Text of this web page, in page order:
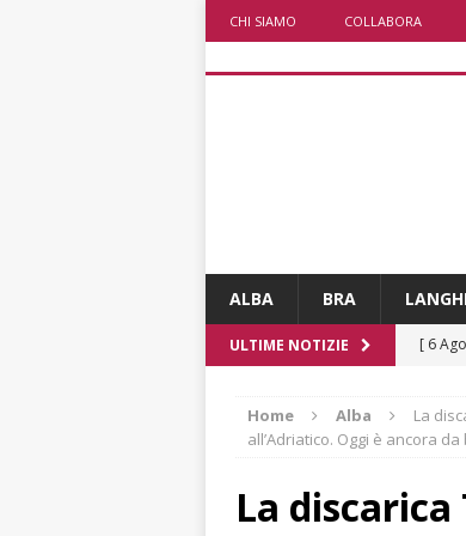
CHI SIAMO COLLABORA
ALBA BRA
ULTIME NOTIZIE [ 6
[ 6
[ 6
Home Alba
La
all’Adriatico. Oggi è ancora
La